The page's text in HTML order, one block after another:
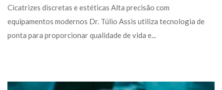
Cicatrizes discretas e estéticas Alta precisão com
equipamentos modernos Dr. Túlio Assis utiliza tecnologia de
ponta para proporcionar qualidade de vida e...